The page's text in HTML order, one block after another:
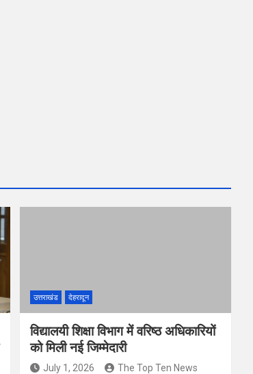
उत्तराखंड देहरादून
विद्यालयी शिक्षा विभाग में वरिष्ठ अधिकारियों
को मिली नई जिम्मेदारी
July 1, 2026 The Top Ten News